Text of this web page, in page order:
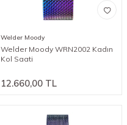
Welder Moody
Welder Moody WRN2002 Kadın
Kol Saati
12.660,00 TL